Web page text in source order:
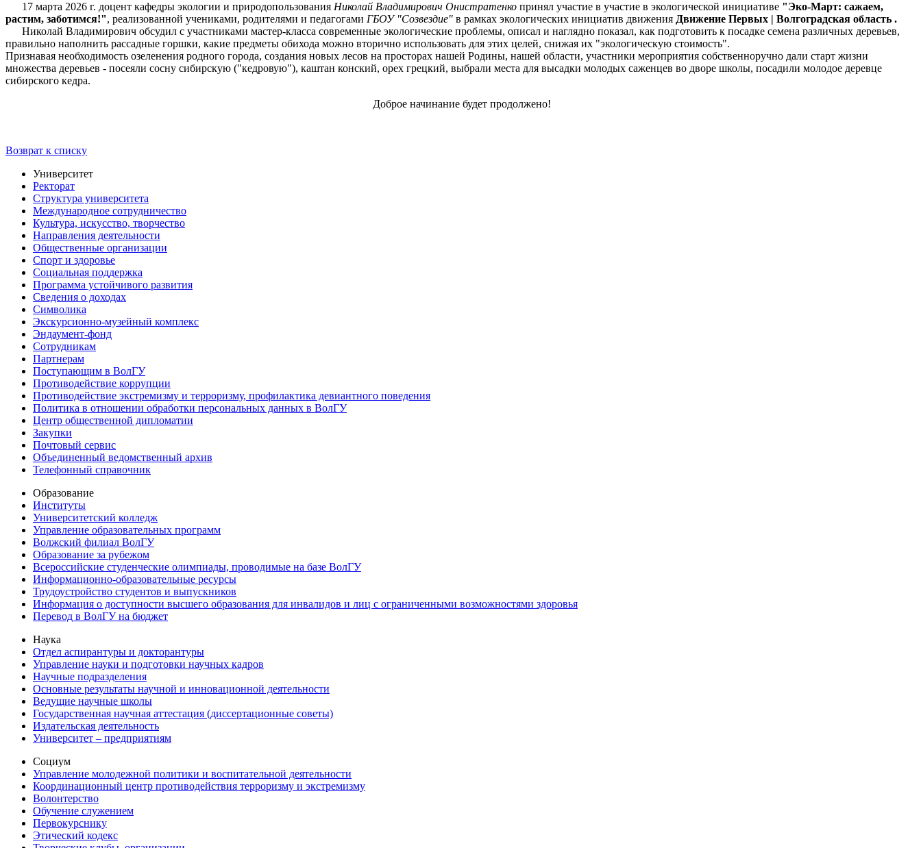
17 марта 2026 г. доцент кафедры экологии и природопользования Николай Владимирович Онистратенко принял участие в участие в экологической инициативе "Эко-Март: сажаем,
растим, заботимся!", реализованной учениками, родителями и педагогами ГБОУ "Созвездие" в рамках экологических инициатив движения Движение Первых | Волгоградская область .
Николай Владимирович обсудил с участниками мастер-класса современные экологические проблемы, описал и наглядно показал, как подготовить к посадке семена различных деревьев,
правильно наполнить рассадные горшки, какие предметы обихода можно вторично использовать для этих целей, снижая их "экологическую стоимость".
Признавая необходимость озеленения родного города, создания новых лесов на просторах нашей Родины, нашей области, участники мероприятия собственноручно дали старт жизни
множества деревьев - посеяли сосну сибирскую ("кедровую"), каштан конский, орех грецкий, выбрали места для высадки молодых саженцев во дворе школы, посадили молодое деревце
сибирского кедра.
Доброе начинание будет продолжено!
Возврат к списку
Университет
Ректорат
Структура университета
Международное сотрудничество
Культура, искусство, творчество
Направления деятельности
Общественные организации
Спорт и здоровье
Социальная поддержка
Программа устойчивого развития
Сведения о доходах
Символика
Экскурсионно-музейный комплекс
Эндаумент-фонд
Сотрудникам
Партнерам
Поступающим в ВолГУ
Противодействие коррупции
Противодействие экстремизму и терроризму, профилактика девиантного поведения
Политика в отношении обработки персональных данных в ВолГУ
Центр общественной дипломатии
Закупки
Почтовый сервис
Объединенный ведомственный архив
Телефонный справочник
Образование
Институты
Университетский колледж
Управление образовательных программ
Волжский филиал ВолГУ
Образование за рубежом
Всероссийские студенческие олимпиады, проводимые на базе ВолГУ
Информационно-образовательные ресурсы
Трудоустройство студентов и выпускников
Информация о доступности высшего образования для инвалидов и лиц с ограниченными возможностями здоровья
Перевод в ВолГУ на бюджет
Наука
Отдел аспирантуры и докторантуры
Управление науки и подготовки научных кадров
Научные подразделения
Основные результаты научной и инновационной деятельности
Ведущие научные школы
Государственная научная аттестация (диссертационные советы)
Издательская деятельность
Университет – предприятиям
Социум
Управление молодежной политики и воспитательной деятельности
Координационный центр противодействия терроризму и экстремизму
Волонтерство
Обучение служением
Первокурснику
Этический кодекс